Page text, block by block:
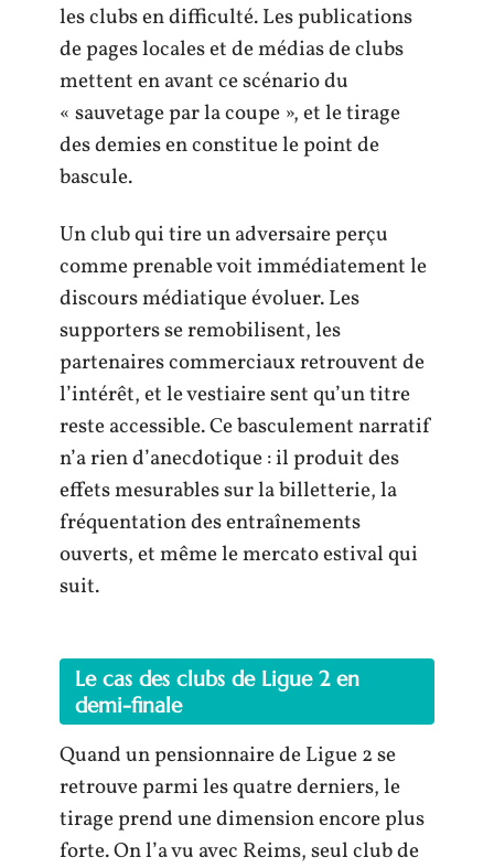
les clubs en difficulté. Les publications
de pages locales et de médias de clubs
mettent en avant ce scénario du
« sauvetage par la coupe », et le tirage
des demies en constitue le point de
bascule.
Un club qui tire un adversaire perçu
comme prenable voit immédiatement le
discours médiatique évoluer. Les
supporters se remobilisent, les
partenaires commerciaux retrouvent de
l’intérêt, et le vestiaire sent qu’un titre
reste accessible. Ce basculement narratif
n’a rien d’anecdotique : il produit des
effets mesurables sur la billetterie, la
fréquentation des entraînements
ouverts, et même le mercato estival qui
suit.
Le cas des clubs de Ligue 2 en
demi-finale
Quand un pensionnaire de Ligue 2 se
retrouve parmi les quatre derniers, le
tirage prend une dimension encore plus
forte. On l’a vu avec Reims, seul club de